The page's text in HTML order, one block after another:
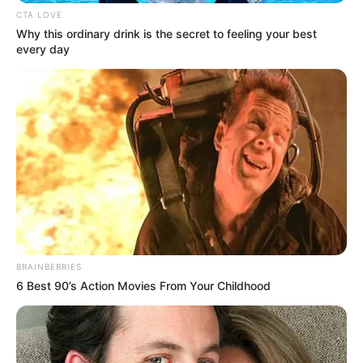
φωτιά στην Τριάδα;
Βουβός θρήνος σε περιοχή της Εύβοιας –
Κανείς δεν μπορούσε να πιστέψει ότι έφυγε
τόσο νωρίς
Εύβοια: Θρήνος για παλικάρι που δεν
κατάφερε να κρατηθεί στην ζωή
Ακολουθήστε το evianews.com στοGoogle
News
ΤΑ ΠΙΟ ΔΗΜΟΦΙΛΗ
CTA LOVE
Why this ordinary drink is the secret to feeling your best
every day
BRAINBERRIES
6 Best 90’s Action Movies From Your Childhood